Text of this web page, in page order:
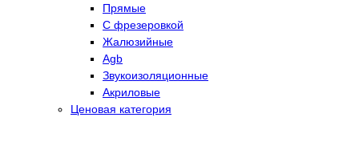
Прямые
С фрезеровкой
Жалюзийные
Agb
Звукоизоляционные
Акриловые
Ценовая категория